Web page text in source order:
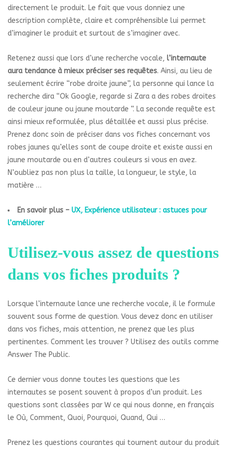
directement le produit. Le fait que vous donniez une
description complète, claire et compréhensible lui permet
d’imaginer le produit et surtout de s’imaginer avec.
Retenez aussi que lors d’une recherche vocale, l’internaute
aura tendance à mieux préciser ses requêtes. Ainsi, au lieu de
seulement écrire “robe droite jaune”, la personne qui lance la
recherche dira “Ok Google, regarde si Zara a des robes droites
de couleur jaune ou jaune moutarde “. La seconde requête est
ainsi mieux reformulée, plus détaillée et aussi plus précise.
Prenez donc soin de préciser dans vos fiches concernant vos
robes jaunes qu’elles sont de coupe droite et existe aussi en
jaune moutarde ou en d’autres couleurs si vous en avez.
N’oubliez pas non plus la taille, la longueur, le style, la
matière …
En savoir plus – UX, Expérience utilisateur : astuces pour
l’améliorer
Utilisez-vous assez de questions
dans vos fiches produits ?
Lorsque l’internaute lance une recherche vocale, il le formule
souvent sous forme de question. Vous devez donc en utiliser
dans vos fiches, mais attention, ne prenez que les plus
pertinentes. Comment les trouver ? Utilisez des outils comme
Answer The Public.
Ce dernier vous donne toutes les questions que les
internautes se posent souvent à propos d’un produit. Les
questions sont classées par W ce qui nous donne, en français
le Où, Comment, Quoi, Pourquoi, Quand, Qui …
Prenez les questions courantes qui tournent autour du produit